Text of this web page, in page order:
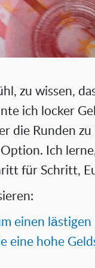
zu wissen,
ich locker
die Runden zu
Ich
für Schritt,
einen
eine hohe